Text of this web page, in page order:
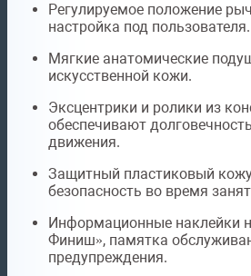
Регулируемое положение
настройка под пользователя.
Мягкие анатомические
искусственной кожи.
Эксцентрики и ролики из
обеспечивают
движения.
Защитный пластиковый
безопасность во время
Информационные наклейки
Финиш», памятка
предупреждения.